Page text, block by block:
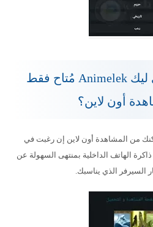
هل تطبيق انمي ليك Animelek مُتاح فقط
أون لاين؟
من المشاهدة أون لاين إن رغبت في
الهاتف الداخلية بمنتهى السهولة عن
السيرفر الذي يناسبك.